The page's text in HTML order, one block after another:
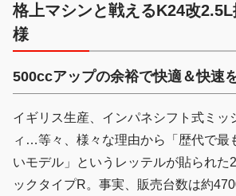
格上マシンと戦えるK24改
様
500ccアップの余裕で快適＆快速
イギリス生産、インパネシフト式ミッ
ィ…等々、様々な理由から「歴代で最
いモデル」というレッテルが貼られた
ックタイプR。事実、販売台数は約